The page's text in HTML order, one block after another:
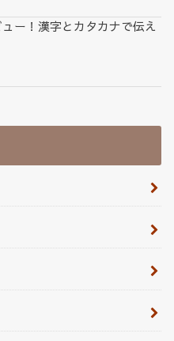
ュー！漢字とカタカナで伝え